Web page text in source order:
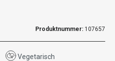
Produktnummer: 107657
Vegetarisch